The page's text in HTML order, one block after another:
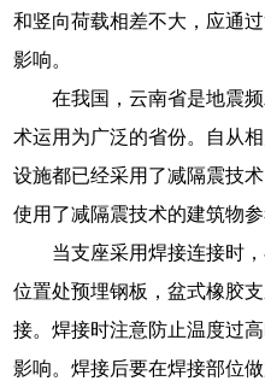
和竖向荷载相差不大，应通
影响。
在我国，云南省是地震
术运用为广泛的省份。自从
设施都已经采用了减隔震技
使用了减隔震技术的建筑物
当支座采用焊接连接时
位置处预埋钢板，盆式橡胶
接。焊接时注意防止温度过
影响。焊接后要在焊接部位做